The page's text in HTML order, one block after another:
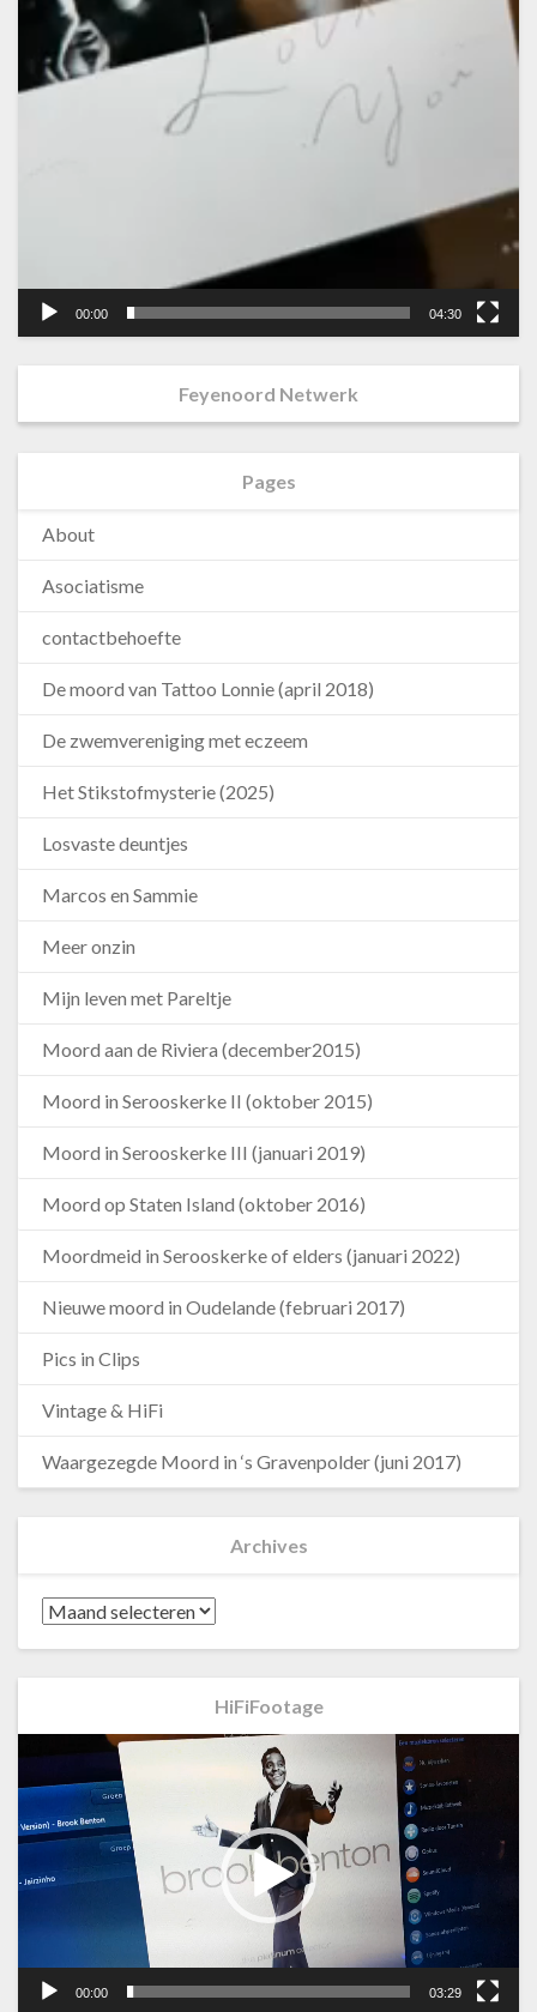
00:00 04:30
Feyenoord Netwerk
Pages
About
Asociatisme
contactbehoefte
De moord van Tattoo Lonnie (april 2018)
De zwemvereniging met eczeem
Het Stikstofmysterie (2025)
Losvaste deuntjes
Marcos en Sammie
Meer onzin
Mijn leven met Pareltje
Moord aan de Riviera (december2015)
Moord in Serooskerke II (oktober 2015)
Moord in Serooskerke III (januari 2019)
Moord op Staten Island (oktober 2016)
Moordmeid in Serooskerke of elders (januari 2022)
Nieuwe moord in Oudelande (februari 2017)
Pics in Clips
Vintage & HiFi
Waargezegde Moord in ‘s Gravenpolder (juni 2017)
Archives
HiFiFootage
Videospeler
00:00 03:29